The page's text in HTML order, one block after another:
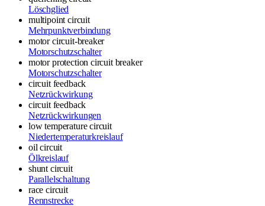
Löschglied
multipoint circuit
Mehrpunktverbindung
motor circuit-breaker
Motorschutzschalter
motor protection circuit breaker
Motorschutzschalter
circuit feedback
Netzrückwirkung
circuit feedback
Netzrückwirkungen
low temperature circuit
Niedertemperaturkreislauf
oil circuit
Ölkreislauf
shunt circuit
Parallelschaltung
race circuit
Rennstrecke